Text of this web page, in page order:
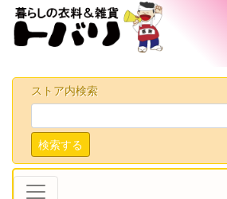
ストア内検索
検索する